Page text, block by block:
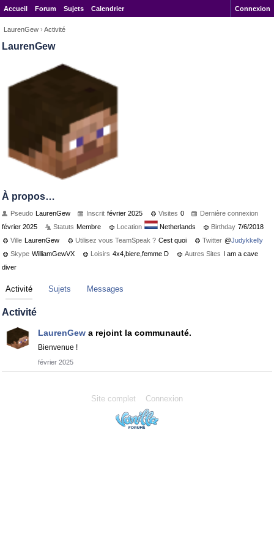
Accueil Forum Sujets Calendrier Connexion
LaurenGew › Activité
LaurenGew
À propos…
Pseudo LaurenGew Inscrit février 2025 Visites 0
Dernière connexion
février 2025
Statuts Membre Location Netherlands Birthday 7/6/2018
Ville LaurenGew Utilisez vous TeamSpeak ? Cest quoi Twitter @Judykkelly
Skype WilliamGewVX Loisirs 4x4,biere,femme D Autres Sites I am a cave
diver
Activité Sujets Messages
Activité
LaurenGew a rejoint la communauté.
Bienvenue !
février 2025
Site complet Connexion